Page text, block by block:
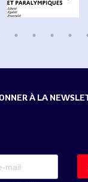
À LA